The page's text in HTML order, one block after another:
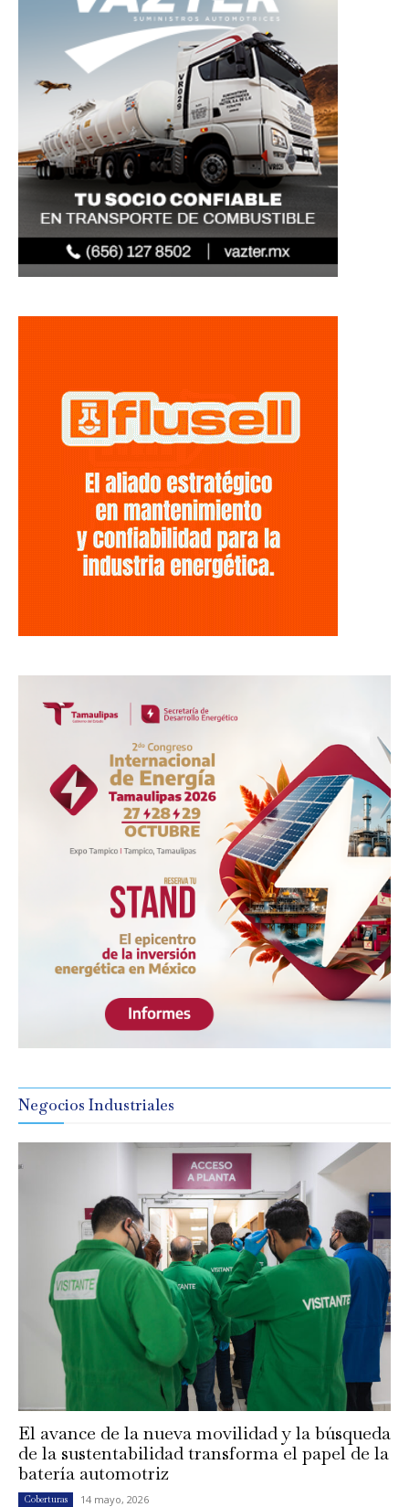
Negocios Industriales
El avance de la nueva movilidad y la búsqueda
de la sustentabilidad transforma el papel de la
batería automotriz
Coberturas 14 mayo, 2026